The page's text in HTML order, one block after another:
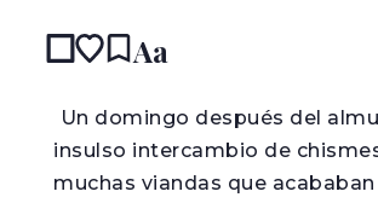
Aa
Un domingo después del
insulso intercambio de
muchas viandas que